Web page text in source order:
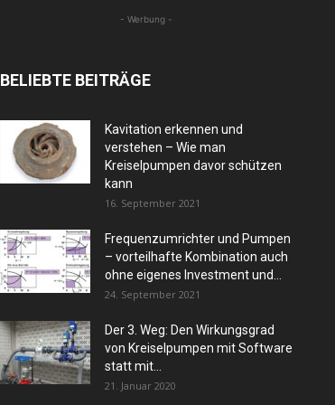
- Werbung -
BELIEBTE BEITRÄGE
Kavitation erkennen und
verstehen – Wie man
Kreiselpumpen davor schützen
kann
16. September 2021
Frequenzumrichter und Pumpen
– vorteilhafte Kombination auch
ohne eigenes Investment und...
24. September 2021
Der 3. Weg: Den Wirkungsgrad
von Kreiselpumpen mit Software
statt mit...
21. Januar 2020